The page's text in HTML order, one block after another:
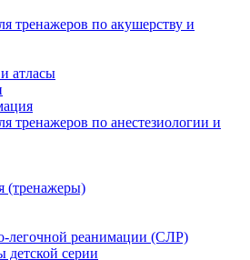
тренажеров по акушерству и
атласы
тренажеров по анестезиологии и
(тренажеры)
легочной реанимации (СЛР)
детской серии